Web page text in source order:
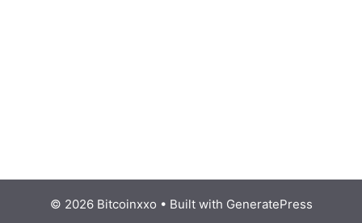
© 2026 Bitcoinxxo • Built with GeneratePress